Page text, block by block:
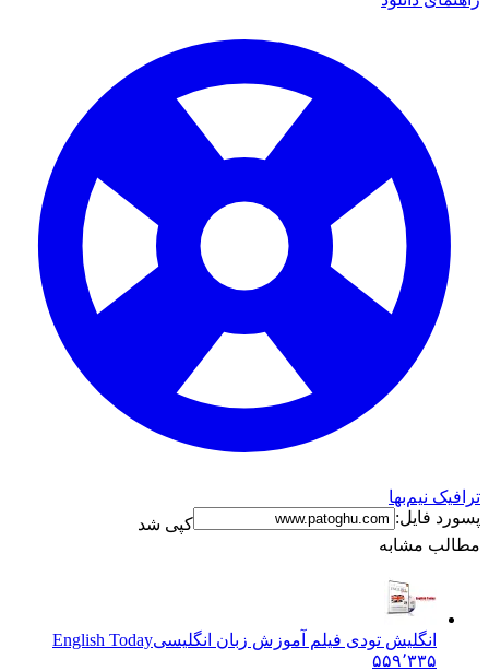
ترافیک نیم‌بها
پسورد فایل:
کپی شد
مطالب مشابه
انگلیش تودی فیلم آموزش زبان انگليسیEnglish Today
۵۵۹٬۳۳۵